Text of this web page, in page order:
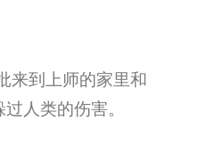
来到上师的家里和
人类的伤害。